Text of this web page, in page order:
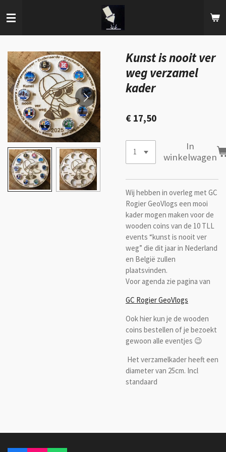
direct
hoofdinhoud
Kunst is nooit ver
weg verzamel
kader
€ 17,50
In
winkelwagen
Wij hebben in overleg met GC
Rogier GeoVlogs een mooi
kader mogen maken voor de
wooden coins van de 10 TLL
events “kunst is nooit ver
weg” die dit jaar in Nederland
en België zullen
plaatsvinden.
Voor agenda zie pagina van
GC Rogier GeoVlogs
Ook hier kun je de wooden
coins bestellen of je bezoekt
gewoon alle eventjes 😉
Het verzamelkader heeft een
diameter van 25cm. Incl
standaard